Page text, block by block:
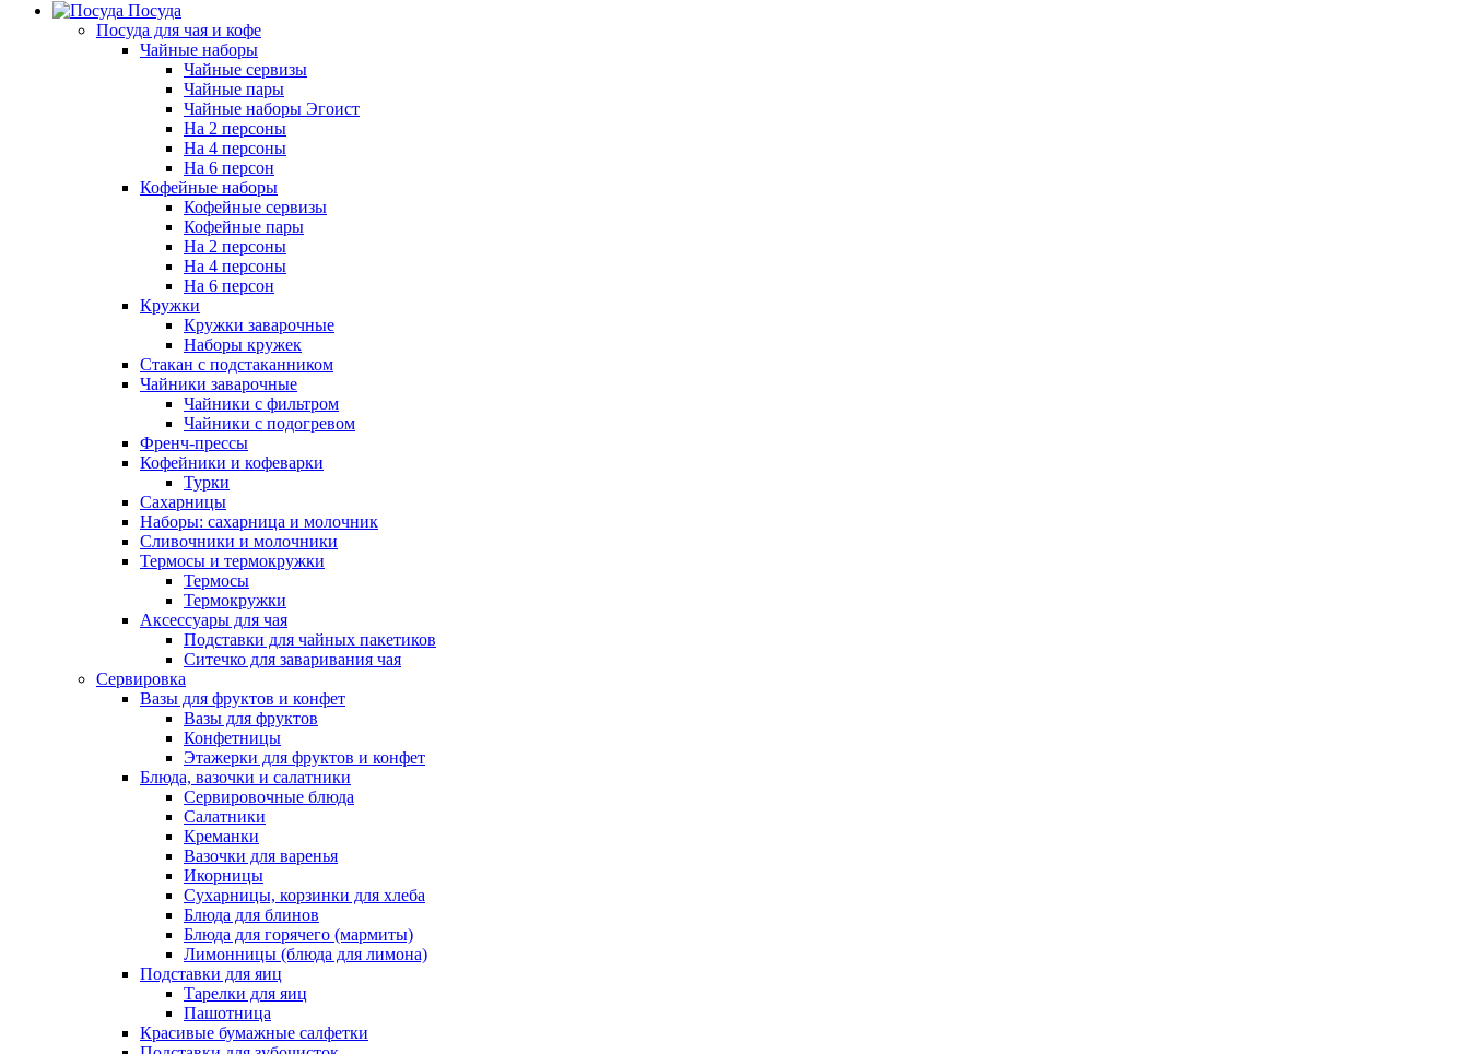
Посуда
Посуда для чая и кофе
Чайные наборы
Чайные сервизы
Чайные пары
Чайные наборы Эгоист
На 2 персоны
На 4 персоны
На 6 персон
Кофейные наборы
Кофейные сервизы
Кофейные пары
На 2 персоны
На 4 персоны
На 6 персон
Кружки
Кружки заварочные
Наборы кружек
Стакан с подстаканником
Чайники заварочные
Чайники с фильтром
Чайники с подогревом
Френч-прессы
Кофейники и кофеварки
Турки
Сахарницы
Наборы: сахарница и молочник
Сливочники и молочники
Термосы и термокружки
Термосы
Термокружки
Аксессуары для чая
Подставки для чайных пакетиков
Ситечко для заваривания чая
Сервировка
Вазы для фруктов и конфет
Вазы для фруктов
Конфетницы
Этажерки для фруктов и конфет
Блюда, вазочки и салатники
Сервировочные блюда
Салатники
Креманки
Вазочки для варенья
Икорницы
Сухарницы, корзинки для хлеба
Блюда для блинов
Блюда для горячего (мармиты)
Лимонницы (блюда для лимона)
Подставки для яиц
Тарелки для яиц
Пашотница
Красивые бумажные салфетки